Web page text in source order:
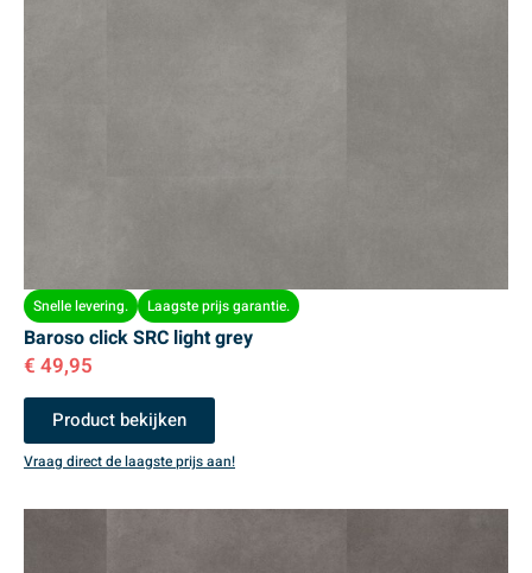
Snelle levering. Laagste prijs garantie.
Baroso click SRC light grey
€ 49,95
Product bekijken
Vraag direct de laagste prijs aan!